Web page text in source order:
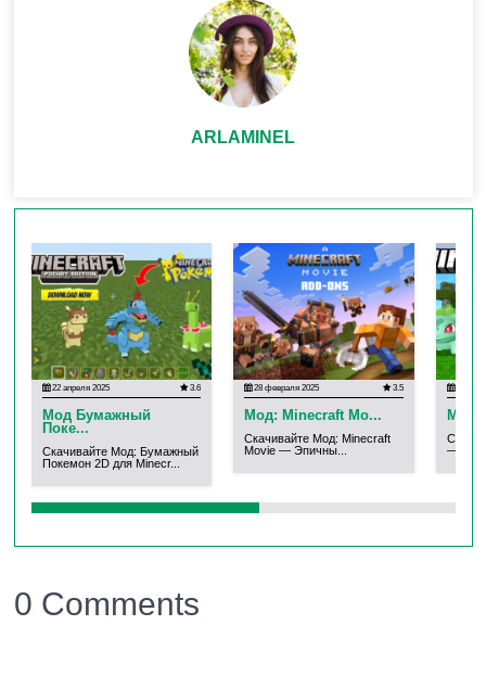
ARLAMINEL
22 апреля 2025 3.6
Мод Бумажный
Поке...
Скачивайте Мод: Бумажный
Покемон 2D для Minecr...
28 февраля 2025 3.5
Мод: Minecraft Mo...
Скачивайте Мод: Minecraft
Movie — Эпичны...
30
Мод:
— Мир
0 Comments